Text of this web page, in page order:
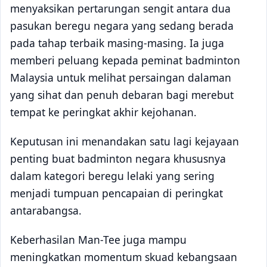
menyaksikan pertarungan sengit antara dua
pasukan beregu negara yang sedang berada
pada tahap terbaik masing-masing. Ia juga
memberi peluang kepada peminat badminton
Malaysia untuk melihat persaingan dalaman
yang sihat dan penuh debaran bagi merebut
tempat ke peringkat akhir kejohanan.
Keputusan ini menandakan satu lagi kejayaan
penting buat badminton negara khususnya
dalam kategori beregu lelaki yang sering
menjadi tumpuan pencapaian di peringkat
antarabangsa.
Keberhasilan Man-Tee juga mampu
meningkatkan momentum skuad kebangsaan